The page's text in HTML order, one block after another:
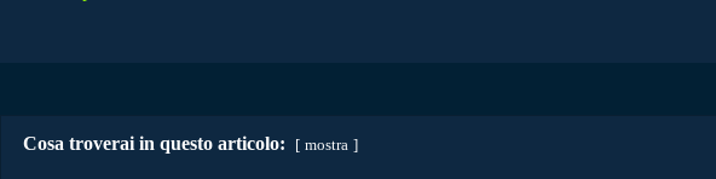
Cosa troverai in questo articolo: mostra